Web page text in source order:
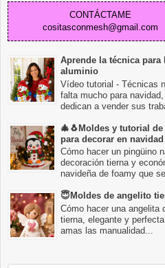
CONTÁCTAME
cositasconmesh@gmail.com
Aprende la técnica
aluminio
Vídeo tutorial - Técnicas
falta mucho para
dedican a vender sus
🎄🐧Moldes y tutorial
para decorar en navidad
Cómo hacer un pingüino
decoración tierna y
navideña de foamy que
😇Moldes de angelito
Cómo hacer una angelita
tierna, elegante y
amas las manualidad...